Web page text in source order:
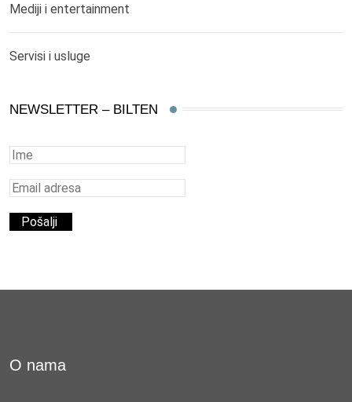
Mediji i entertainment
Servisi i usluge
NEWSLETTER – BILTEN
O nama